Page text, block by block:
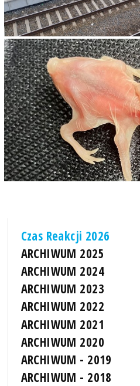
Czas Reakcji 2026
ARCHIWUM 2025
ARCHIWUM 2024
ARCHIWUM 2023
ARCHIWUM 2022
ARCHIWUM 2021
ARCHIWUM 2020
ARCHIWUM - 2019
ARCHIWUM - 2018